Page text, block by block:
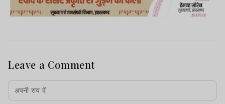
Leave a Comment